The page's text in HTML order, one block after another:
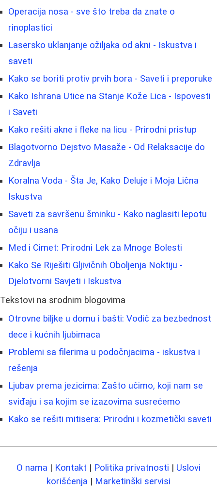
Operacija nosa - sve što treba da znate o
rinoplastici
Lasersko uklanjanje ožiljaka od akni - Iskustva i
saveti
Kako se boriti protiv prvih bora - Saveti i preporuke
Kako Ishrana Utice na Stanje Kože Lica - Ispovesti
i Saveti
Kako rešiti akne i fleke na licu - Prirodni pristup
Blagotvorno Dejstvo Masaže - Od Relaksacije do
Zdravlja
Koralna Voda - Šta Je, Kako Deluje i Moja Lična
Iskustva
Saveti za savršenu šminku - Kako naglasiti lepotu
očiju i usana
Med i Cimet: Prirodni Lek za Mnoge Bolesti
Kako Se Riješiti Gljivičnih Oboljenja Noktiju -
Djelotvorni Savjeti i Iskustva
Tekstovi na srodnim blogovima
Otrovne biljke u domu i bašti: Vodič za bezbednost
dece i kućnih ljubimaca
Problemi sa filerima u podočnjacima - iskustva i
rešenja
Ljubav prema jezicima: Zašto učimo, koji nam se
sviđaju i sa kojim se izazovima susrećemo
Kako se rešiti mitisera: Prirodni i kozmetički saveti
O nama | Kontakt | Politika privatnosti | Uslovi
korišćenja | Marketinški servisi